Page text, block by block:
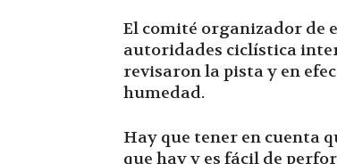
El comité organizador de
autoridades ciclística
revisaron la pista y en
humedad.
Hay que tener en cuenta
que hay y es fácil de